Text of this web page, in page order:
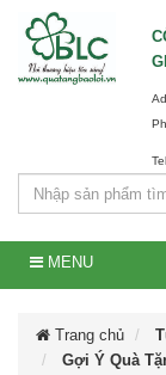
MENU
Trang chủ
Gợi Ý Quà